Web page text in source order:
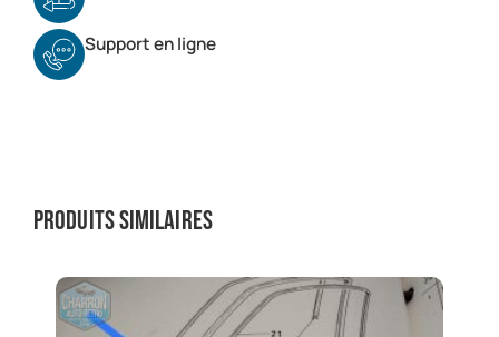
Support en ligne
Produits similaires